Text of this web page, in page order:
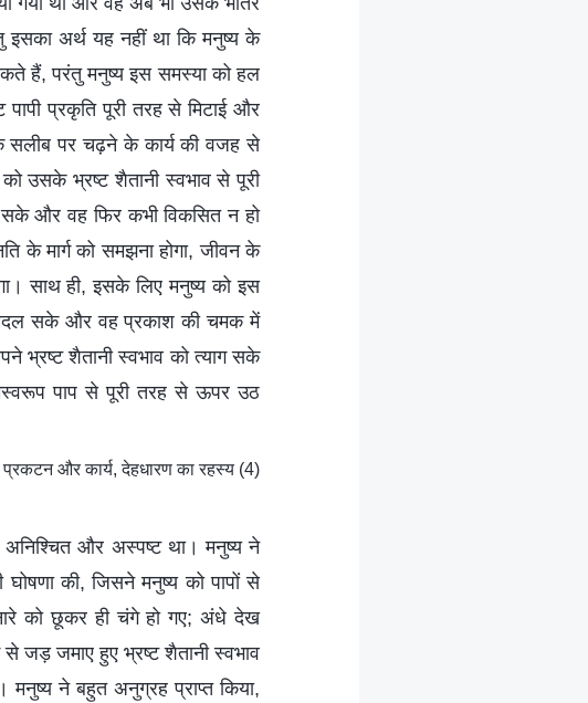
इसका अर्थ यह नहीं था कि मनुष्य के
हैं, परंतु मनुष्य इस समस्या को हल
प्रकृति पूरी तरह से मिटाई और
सलीब पर चढ़ने के कार्य की वजह से
उसके भ्रष्ट शैतानी स्वभाव से पूरी
सके और वह फिर कभी विकसित न हो
के मार्ग को समझना होगा, जीवन के
साथ ही, इसके लिए मनुष्य को इस
बदल सके और वह प्रकाश की चमक में
भ्रष्ट शैतानी स्वभाव को त्याग सके
पाप से पूरी तरह से ऊपर उठ
और कार्य, देहधारण का रहस्य (4)
अनिश्चित और अस्पष्ट था। मनुष्य ने
की, जिसने मनुष्य को पापों से
को छूकर ही चंगे हो गए; अंधे देख
जड़ जमाए हुए भ्रष्ट शैतानी स्वभाव
ने बहुत अनुग्रह प्राप्त किया,